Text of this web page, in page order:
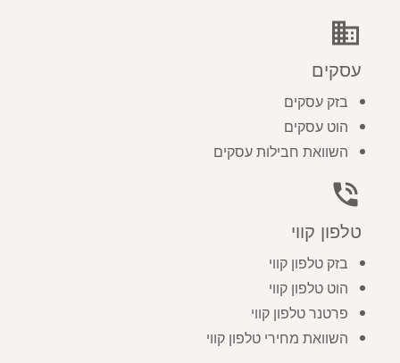
business
עסקים
בזק עסקים
הוט עסקים
השוואת חבילות עסקים
phone_in_talk
טלפון קווי
בזק טלפון קווי
הוט טלפון קווי
פרטנר טלפון קווי
השוואת מחירי טלפון קווי